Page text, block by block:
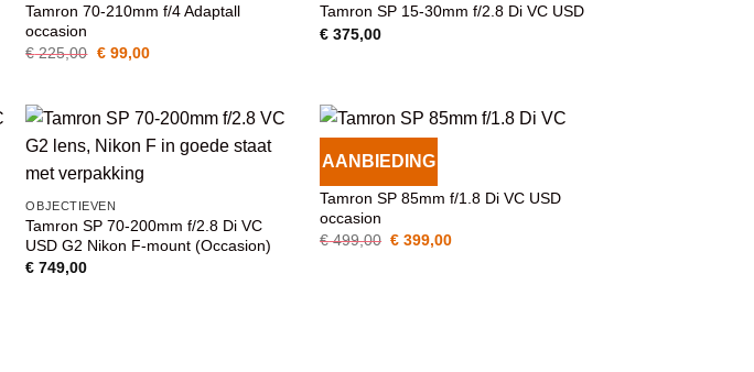
WENSENLIJST
Tamron 70-210mm f/4 Adaptall
occasion
€225,00 Oorspronkelijke
€99,00Huidige
WENSENLIJST
Tamron SP 15-30mm f/2.8 Di VC USD
€ 375,00
OBJECTIEVEN
Tamron SP 70-200mm f/2.8 Di VC
USD G2 Nikon F-mount (Occasion)
€ 749,00
AANBIEDING
WENSENLIJST
Tamron SP 85mm f/1.8 Di VC USD
occasion
€499,00 Oorspronkelijke
€ 399,00Huidige